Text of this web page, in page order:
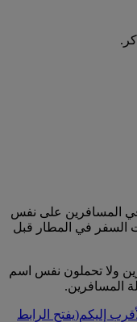
في المسافرين على نفس
السفر في المطار قبل
ولا تحملون نفس اسم
المسافرين.
إليكم(يفتح الرابط